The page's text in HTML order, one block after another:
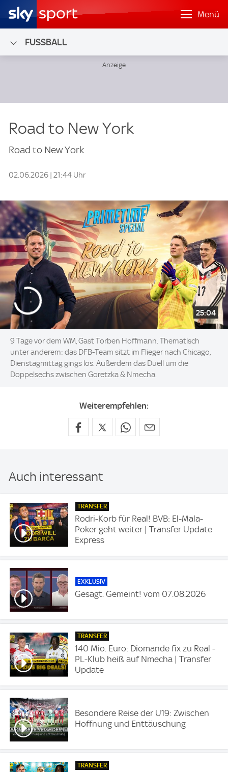
Menü
FUSSBALL
Road to New York
Road to New York
02.06.2026 | 21:44 Uhr
25:04
9 Tage vor dem WM, Gast Torben Hoffmann. Thematisch
unter anderem: das DFB-Team sitzt im Flieger nach Chicago,
Dienstagmittag gings los. Außerdem das Duell um die
Doppelsechs zwischen Goretzka & Nmecha.
Weiterempfehlen:
Auch interessant
TRANSFER
Rodri-Korb für Real! BVB: El-Mala-
Poker geht weiter | Transfer Update
Express
EXKLUSIV
Gesagt. Gemeint! vom 07.08.2026
TRANSFER
140 Mio. Euro: Diomande fix zu Real -
PL-Klub heiß auf Nmecha | Transfer
Update
Besondere Reise der U19: Zwischen
Hoffnung und Enttäuschung
TRANSFER